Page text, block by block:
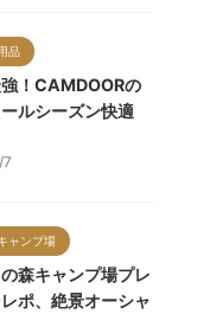
品
！CAMDOORの
ルシーズン快適
ャンプ場
森キャンプ場プレ
ポ、絶景オーシャ